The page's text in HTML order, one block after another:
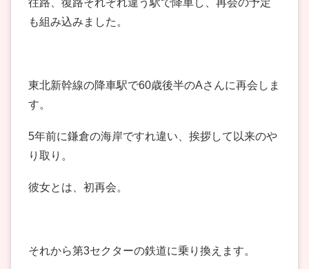
往路、復路それぞれ違う駅で降車し、再会の予定
も組み込みました。
東北新幹線の降車駅で60歳後半のAさんに再会しま
す。
5年前に鎌倉の海岸ですれ違い、挨拶して以来のや
り取り。
彼女とは、初再会。
それから第3セクターの鉄道に乗り換えます。